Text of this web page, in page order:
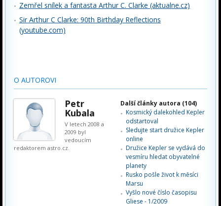
Zemřel snílek a fantasta Arthur C. Clarke (aktualne.cz)
Sir Arthur C Clarke: 90th Birthday Reflections
(youtube.com)
O AUTOROVI
Petr
Kubala
V letech 2008 a
2009 byl
vedoucím
redaktorem astro.cz.
Další články autora (104)
Kosmický dalekohled Kepler
odstartoval
Sledujte start družice Kepler
online
Družice Kepler se vydává do
vesmíru hledat obyvatelné
planety
Rusko pošle život k měsíci
Marsu
Vyšlo nové číslo časopisu
Gliese - 1/2009